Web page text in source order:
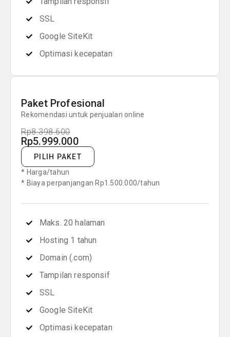
SSL
Google SiteKit
Optimasi kecepatan
Paket Profesional
Rekomendasi untuk penjualan online
Rp8.398.600
Rp5.999.000
PILIH PAKET
* Harga/tahun
* Biaya perpanjangan Rp1.500.000/tahun
Maks. 20 halaman
Hosting 1 tahun
Domain (.com)
Tampilan responsif
SSL
Google SiteKit
Optimasi kecepatan